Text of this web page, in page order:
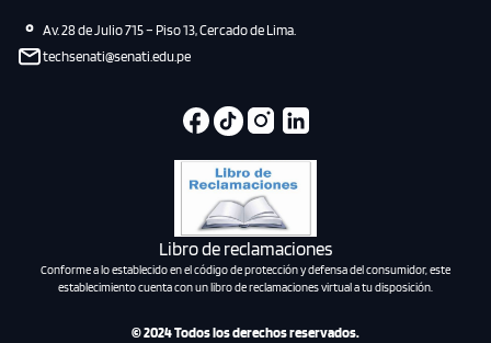
Av. 28 de Julio 715 – Piso 13, Cercado de Lima.
techsenati@senati.edu.pe
Libro de reclamaciones
Conforme a lo establecido en el código de protección y defensa del consumidor, este
establecimiento cuenta con un libro de reclamaciones virtual a tu disposición.
© 2024 Todos los derechos reservados.